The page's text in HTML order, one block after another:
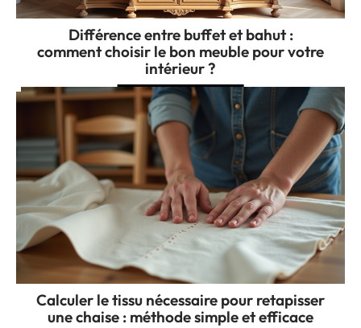
Différence entre buffet et bahut :
comment choisir le bon meuble pour votre
intérieur ?
Calculer le tissu nécessaire pour retapisser
une chaise : méthode simple et efficace